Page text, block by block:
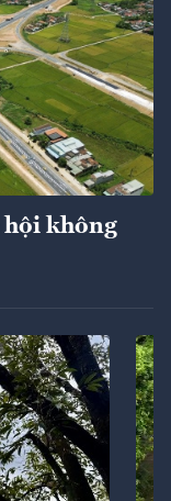
không